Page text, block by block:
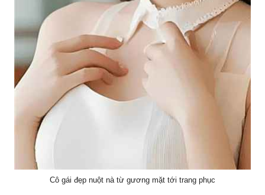
Cô gái đẹp nuột nà từ gương mặt tới trang phục